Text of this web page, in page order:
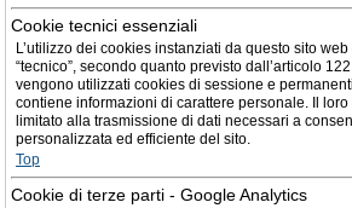
Cookie tecnici essenziali
L’utilizzo dei cookies instanziati da questo sito
“tecnico”, secondo quanto previsto dall’articolo
vengono utilizzati cookies di sessione e
contiene informazioni di carattere personale. Il loro
limitato alla trasmissione di dati necessari a
personalizzata ed efficiente del sito.
Top
Cookie di terze parti - Google Analytics